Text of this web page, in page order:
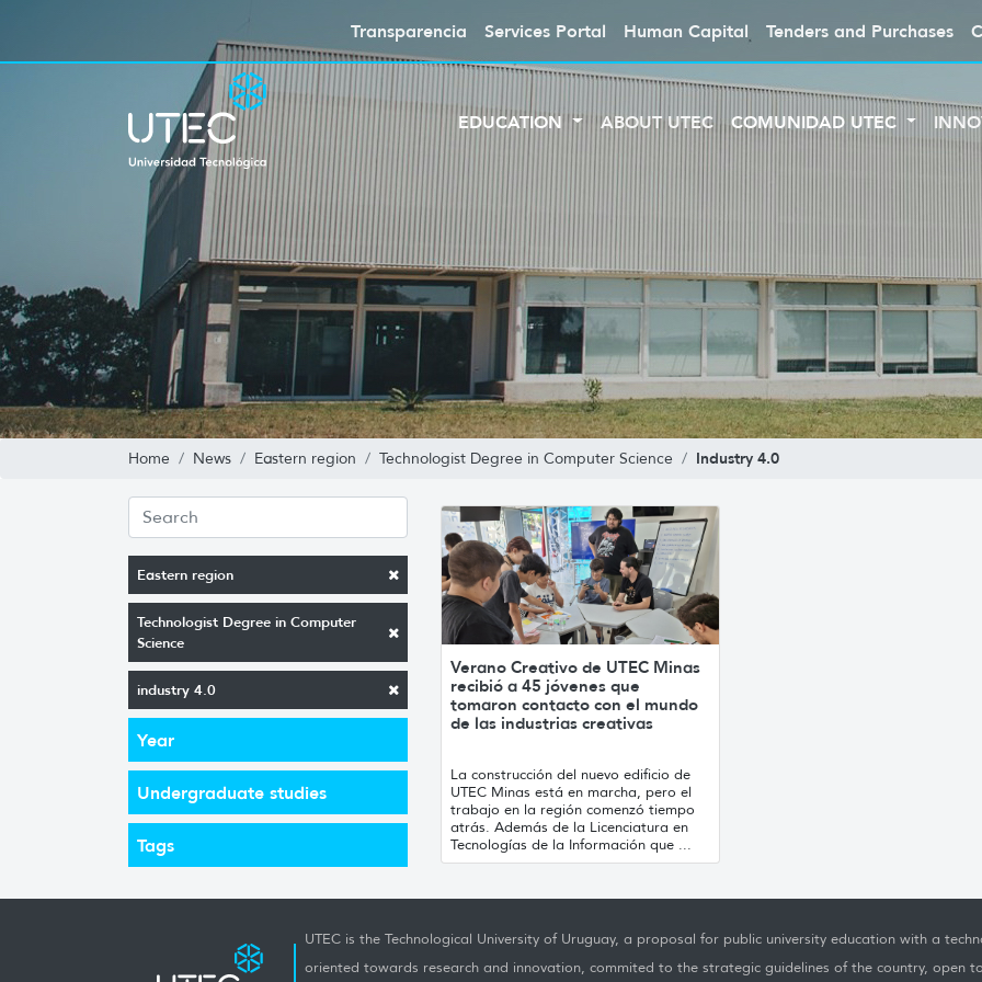
Transparencia Services Portal Human Capital Tenders and Purchases
EDUCATION ABOUT UTEC COMUNIDAD UTEC
Home News Eastern region Technologist Degree in Computer Science Industry 4.0
Eastern region
Technologist Degree in Computer
Science
industry 4.0
Year
Undergraduate studies
Tags
Verano Creativo de UTEC Minas
recibió a 45 jóvenes que
tomaron contacto con el mundo
de las industrias creativas
La construcción del nuevo edificio de
UTEC Minas está en marcha, pero el
trabajo en la región comenzó tiempo
atrás. Además de la Licenciatura en
Tecnologías de la Información que ...
UTEC is the Technological University of Uruguay, a proposal for public university education with a
oriented towards research and innovation, commited to the strategic guidelines of the country, open